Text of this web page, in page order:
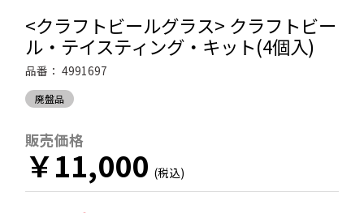
<クラフトビールグラス> クラフトビー
ル・テイスティング・キット(4個入)
品番：4991697
廃盤品
販売価格
￥11,000